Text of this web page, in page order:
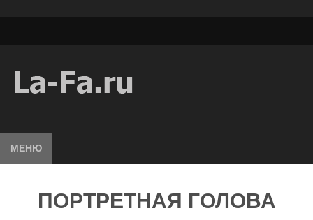
МЕНЮ
ПОРТРЕТНАЯ ГОЛОВА